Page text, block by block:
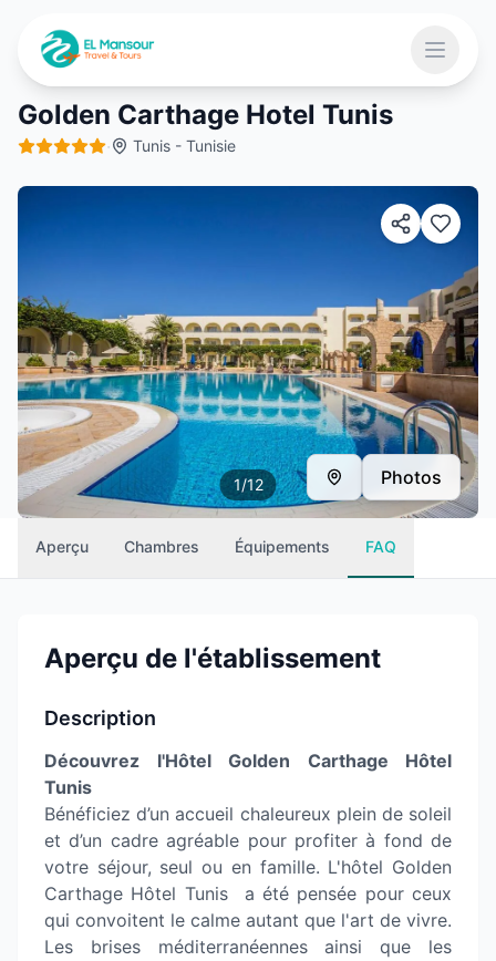
Ouvrir
Golden Carthage Hotel Tunis
· Tunis - Tunisie
1/12 Photos
Aperçu Chambres Équipements FAQ
Aperçu de l'établissement
Description
Découvrez l'Hôtel Golden Carthage Hôtel
Tunis
Bénéficiez d’un accueil chaleureux plein de soleil
et d’un cadre agréable pour profiter à fond de
votre séjour, seul ou en famille. L'hôtel Golden
Carthage Hôtel Tunis a été pensée pour ceux
qui convoitent le calme autant que l'art de vivre.
Les brises méditerranéennes ainsi que les